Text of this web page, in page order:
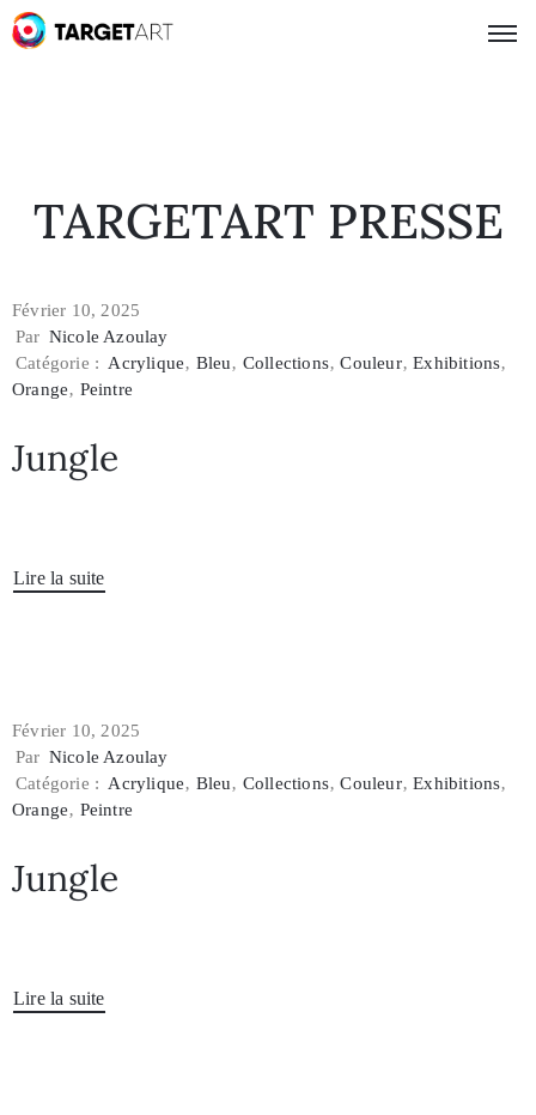
TARGETART PRESSE
Février 10, 2025
Par Nicole Azoulay
Catégorie : Acrylique‚ Bleu‚ Collections‚Couleur‚Exhibitions‚
Orange‚ Peintre
Jungle
Lire la suite
Février 10, 2025
Par Nicole Azoulay
Catégorie : Acrylique‚ Bleu‚ Collections‚Couleur‚Exhibitions‚
Orange‚ Peintre
Jungle
Lire la suite